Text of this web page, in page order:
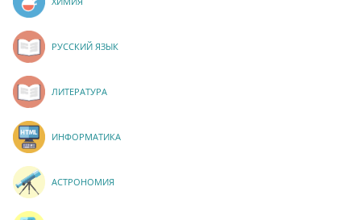
РУССКИЙ ЯЗЫК
ЛИТЕРАТУРА
ИНФОРМАТИКА
АСТРОНОМИЯ